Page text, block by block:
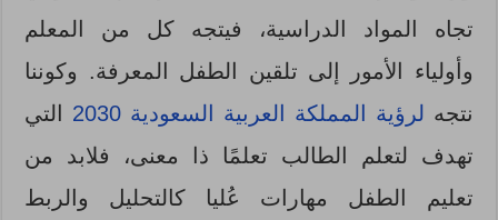
تجاه المواد الدراسية، فيتجه كل من المعلم
وأولياء الأمور إلى تلقين الطفل المعرفة. وكوننا
نتجه لرؤية المملكة العربية السعودية 2030
التي
تهدف لتعلم الطالب تعلمًا ذا معنى، فلابد من
تعليم الطفل مهارات عُليا كالتحليل والربط